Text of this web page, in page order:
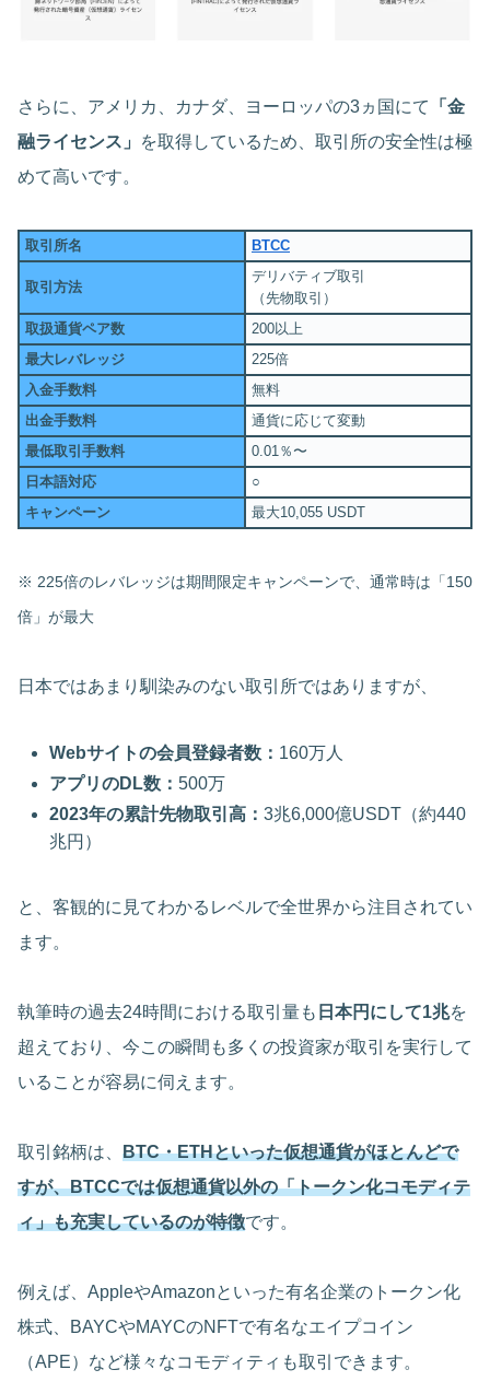
さらに、アメリカ、カナダ、ヨーロッパの3ヵ国にて
「金
融ライセンス」
を取得しているため、取引所の安全性は極
めて高いです。
取引所名 BTCC
取引方法
デリバティブ取引
（先物取引）
取扱通貨ペア数
200以上
最大レバレッジ
225倍
入金手数料
無料
出金手数料
通貨に応じて変動
最低取引手数料
0.01％〜
日本語対応
○
キャンペーン
最大10,055 USDT
※ 225倍のレバレッジは期間限定キャンペーンで、通常時は「150
倍」が最大
日本ではあまり馴染みのない取引所ではありますが、
Webサイトの会員登録者数： 160万人
アプリのDL数：500万
2023年の累計先物取引高：3兆6,000億USDT（約440
兆円）
と、客観的に見てわかるレベルで全世界から注目されてい
ます。
執筆時の過去24時間における取引量も 日本円にして1兆を
超えており、今この瞬間も多くの投資家が取引を実行して
いることが容易に伺えます。
取引銘柄は、 BTC・ETHといった仮想通貨がほとんどで
すが、BTCCでは仮想通貨以外の「トークン化コモディテ
ィ」も充実しているのが特徴です。
例えば、AppleやAmazonといった有名企業のトークン化
株式、BAYCやMAYCのNFTで有名なエイプコイン
（APE）など様々なコモディティも取引できます。